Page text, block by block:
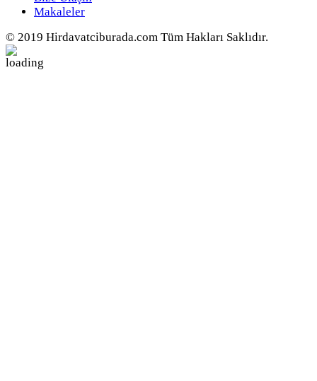
Makaleler
© 2019 Hirdavatciburada.com Tüm Hakları Saklıdır.